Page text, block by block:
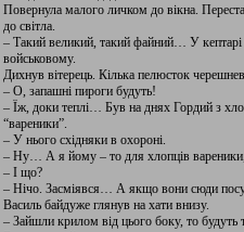
Повернула малого личком до вікна.
до світла.
– Такий великий, такий файний… У
войськовому.
Дихнув вітерець. Кілька пелюсток
– О, запашні пироги будуть!
– Їж, доки теплі… Був на днях Гордий з
“вареники”.
– У нього східняки в охороні.
– Ну… А я йому – то для хлопців
– І що?
– Нічо. Засміявся… А якщо вони сюди
Василь байдуже глянув на хати внизу.
– Зайшли крилом від цього боку, то